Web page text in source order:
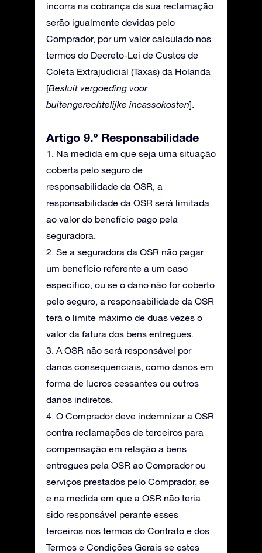
incorra na cobrança da sua reclamação
serão igualmente devidas pelo
Comprador, por um valor calculado nos
termos do Decreto-Lei de Custos de
Coleta Extrajudicial (Taxas) da Holanda
[Besluit vergoeding voor
buitengerechtelijke incassokosten].
Artigo 9.º Responsabilidade
1. Na medida em que seja uma situação
coberta pelo seguro de
responsabilidade da OSR, a
responsabilidade da OSR será limitada
ao valor do benefício pago pela
seguradora.
2. Se a seguradora da OSR não pagar
um benefício referente a um caso
específico, ou se o dano não for coberto
pelo seguro, a responsabilidade da OSR
terá o limite máximo de duas vezes o
valor da fatura dos bens entregues.
3. A OSR não será responsável por
danos consequenciais, como danos em
forma de lucros cessantes ou outros
danos indiretos.
4. O Comprador deve indemnizar a OSR
contra reclamações de terceiros para
compensação em relação a bens
entregues pela OSR ao Comprador ou
serviços prestados pelo Comprador, se
e na medida em que a OSR não teria
sido responsável perante esses
terceiros nos termos do Contrato e dos
Termos e Condições Gerais se estes